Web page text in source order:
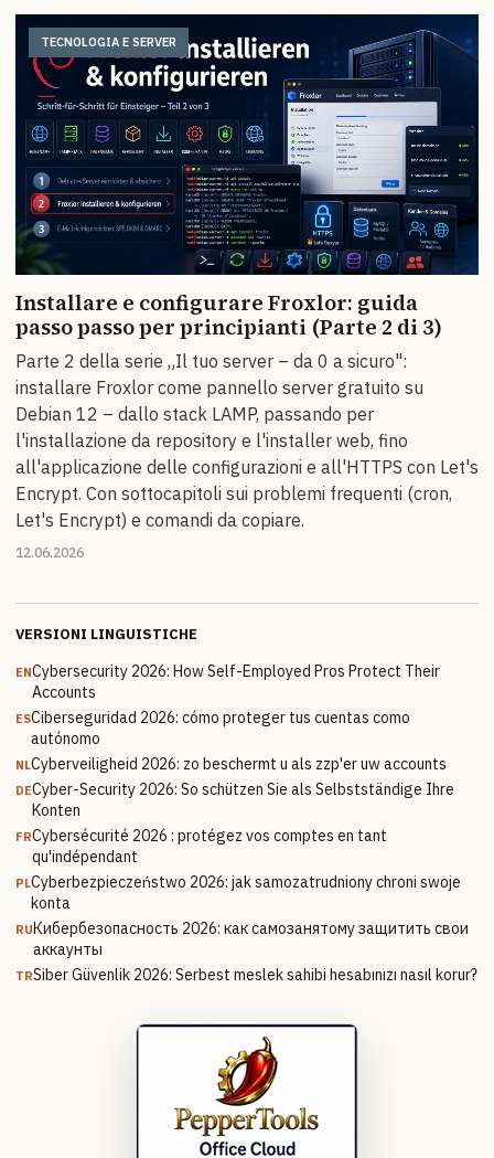
TECNOLOGIA E SERVER
Installare e configurare Froxlor: guida
passo passo per principianti (Parte 2 di 3)
Parte 2 della serie „Il tuo server – da 0 a sicuro":
installare Froxlor come pannello server gratuito su
Debian 12 – dallo stack LAMP, passando per
l'installazione da repository e l'installer web, fino
all'applicazione delle configurazioni e all'HTTPS con Let's
Encrypt. Con sottocapitoli sui problemi frequenti (cron,
Let's Encrypt) e comandi da copiare.
12.06.2026
VERSIONI LINGUISTICHE
ENCybersecurity 2026: How Self-Employed Pros Protect Their
Accounts
ESCiberseguridad 2026: cómo proteger tus cuentas como
autónomo
NLCyberveiligheid 2026: zo beschermt u als zzp'er uw accounts
DECyber-Security 2026: So schützen Sie als Selbstständige Ihre
Konten
FRCybersécurité 2026 : protégez vos comptes en tant
qu'indépendant
PLCyberbezpieczeństwo 2026: jak samozatrudniony chroni swoje
konta
RUКибербезопасность 2026: как самозанятому защитить свои
аккаунты
TRSiber Güvenlik 2026: Serbest meslek sahibi hesabınızı nasıl korur?